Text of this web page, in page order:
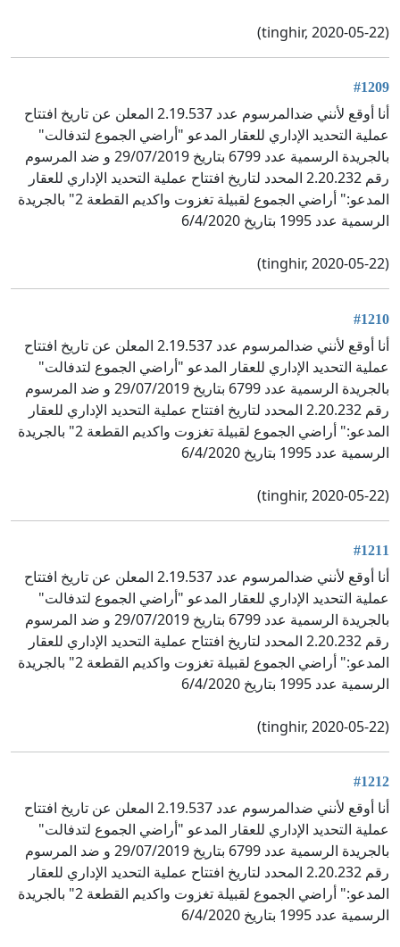
(tinghir, 2020-05-22)
#1209
أنا أوقع لأنني ضدالمرسوم عدد 2.19.537 المعلن عن تاريخ افتتاح
عملية التحديد الإداري للعقار المدعو "أراضي الجموع لتدفالت"
بالجريدة الرسمية عدد 6799 بتاريخ 29/07/2019 و ضد المرسوم
رقم 2.20.232 المحدد لتاريخ افتتاح عملية التحديد الإداري للعقار
المدعو:" أراضي الجموع لقبيلة تغزوت واكديم القطعة 2" بالجريدة
الرسمية عدد 1995 بتاريخ 6/4/2020
(tinghir, 2020-05-22)
#1210
أنا أوقع لأنني ضدالمرسوم عدد 2.19.537 المعلن عن تاريخ افتتاح
عملية التحديد الإداري للعقار المدعو "أراضي الجموع لتدفالت"
بالجريدة الرسمية عدد 6799 بتاريخ 29/07/2019 و ضد المرسوم
رقم 2.20.232 المحدد لتاريخ افتتاح عملية التحديد الإداري للعقار
المدعو:" أراضي الجموع لقبيلة تغزوت واكديم القطعة 2" بالجريدة
الرسمية عدد 1995 بتاريخ 6/4/2020
(tinghir, 2020-05-22)
#1211
أنا أوقع لأنني ضدالمرسوم عدد 2.19.537 المعلن عن تاريخ افتتاح
عملية التحديد الإداري للعقار المدعو "أراضي الجموع لتدفالت"
بالجريدة الرسمية عدد 6799 بتاريخ 29/07/2019 و ضد المرسوم
رقم 2.20.232 المحدد لتاريخ افتتاح عملية التحديد الإداري للعقار
المدعو:" أراضي الجموع لقبيلة تغزوت واكديم القطعة 2" بالجريدة
الرسمية عدد 1995 بتاريخ 6/4/2020
(tinghir, 2020-05-22)
#1212
أنا أوقع لأنني ضدالمرسوم عدد 2.19.537 المعلن عن تاريخ افتتاح
عملية التحديد الإداري للعقار المدعو "أراضي الجموع لتدفالت"
بالجريدة الرسمية عدد 6799 بتاريخ 29/07/2019 و ضد المرسوم
رقم 2.20.232 المحدد لتاريخ افتتاح عملية التحديد الإداري للعقار
المدعو:" أراضي الجموع لقبيلة تغزوت واكديم القطعة 2" بالجريدة
الرسمية عدد 1995 بتاريخ 6/4/2020